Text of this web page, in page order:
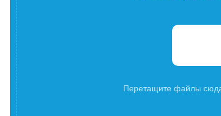
Перетащите файлы